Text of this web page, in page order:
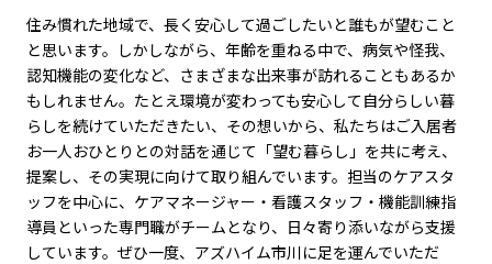
住み慣れた地域で、長く安心して過ごしたいと誰もが望むこと
と思います。しかしながら、年齢を重ねる中で、病気や怪我、
認知機能の変化など、さまざまな出来事が訪れることもあるか
もしれません。たとえ環境が変わっても安心して自分らしい暮
らしを続けていただきたい、その想いから、私たちはご入居者
お一人おひとりとの対話を通じて「望む暮らし」を共に考え、
提案し、その実現に向けて取り組んでいます。担当のケアスタ
ッフを中心に、ケアマネージャー・看護スタッフ・機能訓練指
導員といった専門職がチームとなり、日々寄り添いながら支援
しています。ぜひ一度、アズハイム市川に足を運んでいただ